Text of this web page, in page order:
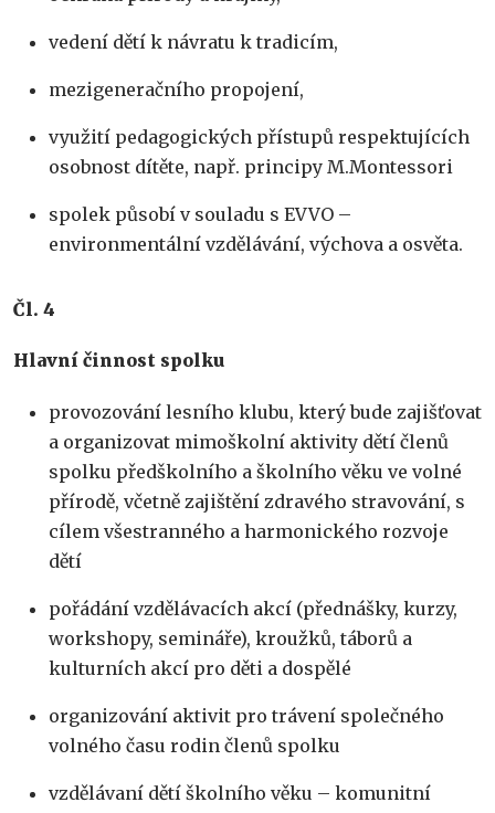
vedení dětí k návratu k tradicím,
mezigeneračního propojení,
využití pedagogických přístupů respektujících
osobnost dítěte, např. principy M.Montessori
spolek působí v souladu s EVVO –
environmentální vzdělávání, výchova a osvěta.
Čl. 4
Hlavní činnost spolku
provozování lesního klubu, který bude zajišťovat
a organizovat mimoškolní aktivity dětí členů
spolku předškolního a školního věku ve volné
přírodě, včetně zajištění zdravého stravování, s
cílem všestranného a harmonického rozvoje
dětí
pořádání vzdělávacích akcí (přednášky, kurzy,
workshopy, semináře), kroužků, táborů a
kulturních akcí pro děti a dospělé
organizování aktivit pro trávení společného
volného času rodin členů spolku
vzdělávaní dětí školního věku – komunitní